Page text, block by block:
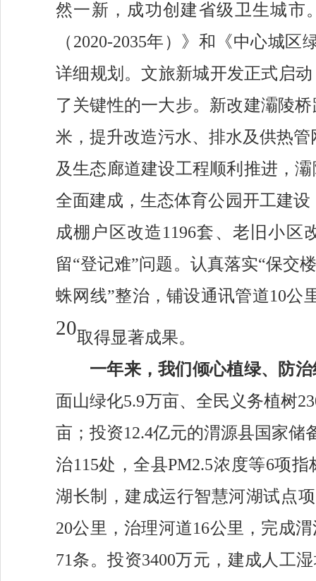
然一新 ， 成功创建省级卫生城市
（ 2020-2035年） 》和 《中心城区
详细规划。文旅新城开发正式启
了关键性的一大步。 新改建灞陵
米，提升改造污水、排水及供热管
及生态廊道建设工程顺利推进，灞
全面建成，生态体育公园开工建
成棚户区改造1196套、老旧小区
留“登记难”问题。认真落实“保交
蛛网线”整治，铺设通讯管道10公
20取得显著成果。
一年来，我们倾心植绿、防
面山绿化5.9万亩、全民义务植树
亩；投资12.4亿元的渭源县国家储
治115处 ，全县PM2.5浓度等6项指
湖长制，建成运行智慧河湖试点
20公里，治理河道16公里， 完成
71条。投资3400万元，建成人工